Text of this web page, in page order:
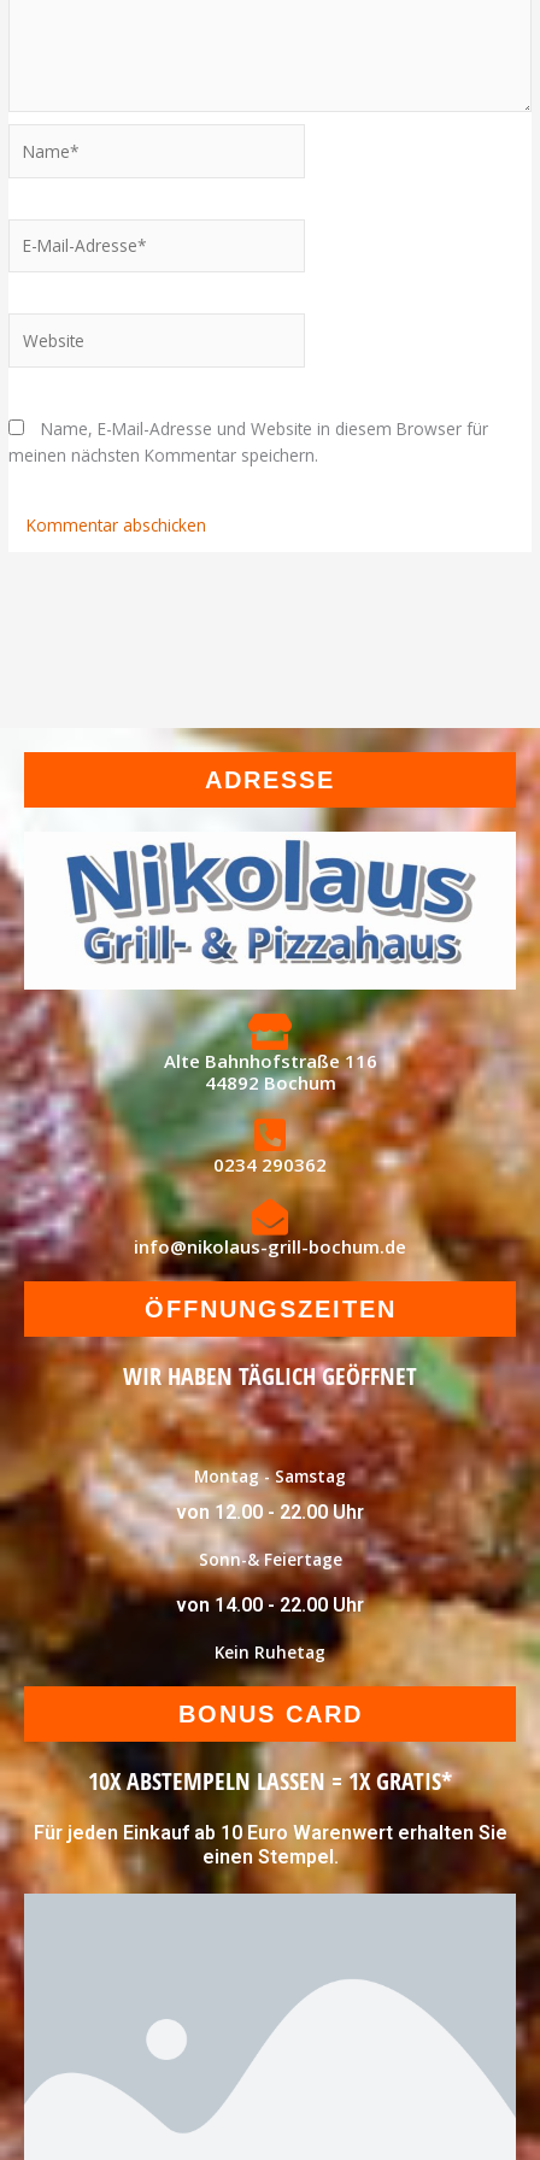
Mail-
Name, E-Mail-Adresse und Website in diesem Browser für
meinen nächsten Kommentar speichern.
ADRESSE
Alte Bahnhofstraße 116
44892 Bochum
0234 290362
info@nikolaus-grill-bochum.de
ÖFFNUNGSZEITEN
WIR HABEN TÄGLICH GEÖFFNET
Montag - Samstag
von 12.00 - 22.00 Uhr
Sonn-& Feiertage
von 14.00 - 22.00 Uhr
Kein Ruhetag
BONUS CARD
10X ABSTEMPELN LASSEN = 1X GRATIS*
Für jeden Einkauf ab 10 Euro Warenwert erhalten Sie
einen Stempel.